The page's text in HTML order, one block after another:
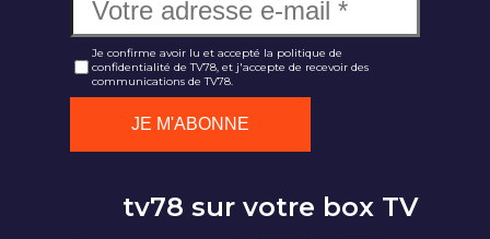
Je confirme avoir lu et accepté la politique de
confidentialité de TV78, et j'accepte de recevoir des
communications de TV78.
tv78 sur votre box TV